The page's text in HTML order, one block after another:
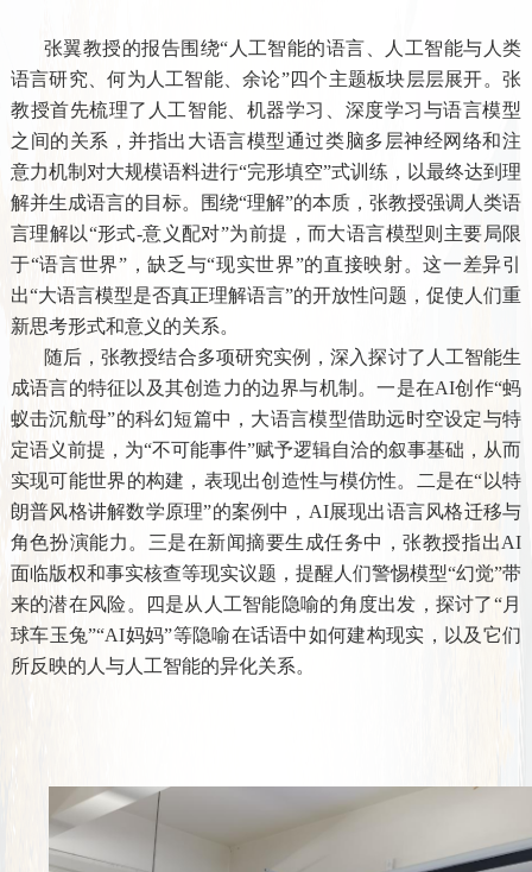
张翼教授的报告围绕“人工智能的语言、人工智能与人类
语言研究、何为人工智能、余论”四个主题板块层层展开。张
教授首先梳理了人工智能、机器学习、深度学习与语言模型
之间的关系，并指出大语言模型通过类脑多层神经网络和注
意力机制对大规模语料进行“完形填空”式训练，以最终达到理
解并生成语言的目标。围绕“理解”的本质，张教授强调人类语
言理解以“形式-意义配对”为前提，而大语言模型则主要局限
于“语言世界”，缺乏与“现实世界”的直接映射。这一差异引
出“大语言模型是否真正理解语言”的开放性问题，促使人们重
新思考形式和意义的关系。
随后，张教授结合多项研究实例，深入探讨了人工智能生
成语言的特征以及其创造力的边界与机制。一是在AI创作“蚂
蚁击沉航母”的科幻短篇中，大语言模型借助远时空设定与特
定语义前提，为“不可能事件”赋予逻辑自洽的叙事基础，从而
实现可能世界的构建，表现出创造性与模仿性。二是在“以特
朗普风格讲解数学原理”的案例中， AI展现出语言风格迁移与
角色扮演能力。三是在新闻摘要生成任务中，张教授指出AI
面临版权和事实核查等现实议题，提醒人们警惕模型“幻觉”带
来的潜在风险。四是从人工智能隐喻的角度出发，探讨了“月
球车玉兔”“AI妈妈”等隐喻在话语中如何建构现实，以及它们
所反映的人与人工智能的异化关系。